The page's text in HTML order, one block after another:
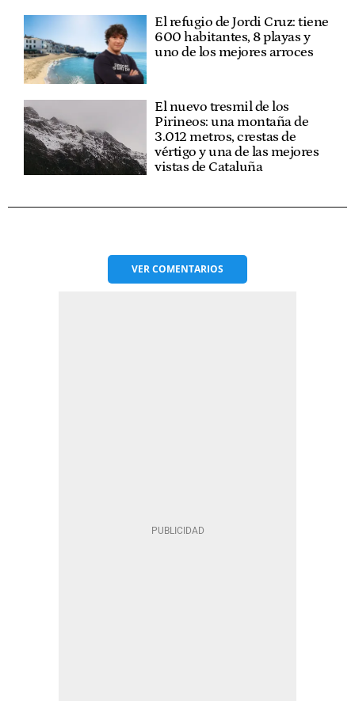
El refugio de Jordi Cruz: tiene
600 habitantes, 8 playas y
uno de los mejores arroces
El nuevo tresmil de los
Pirineos: una montaña de
3.012 metros, crestas de
vértigo y una de las mejores
vistas de Cataluña
VERCOMENTARIOS